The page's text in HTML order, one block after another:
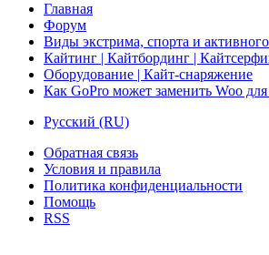
Главная
Форум
Виды экстрима, спорта и
Кайтинг | Кайтбординг |
Оборудование | Кайт-снаряжение
Как GoPro может заменить Woo для
Русский (RU)
Обратная связь
Условия и правила
Политика конфиденциальности
Помощь
RSS